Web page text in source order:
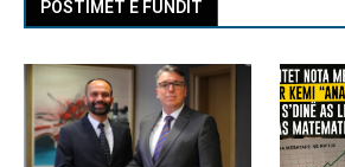
POSTIMET E FUNDIT